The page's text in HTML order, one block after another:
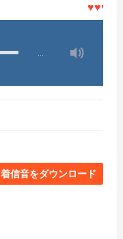
♥♥♥着メ
着信音をダウンロード